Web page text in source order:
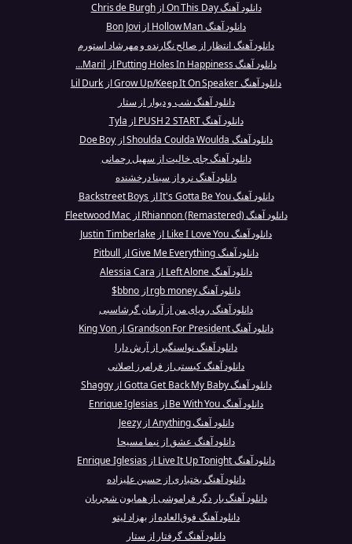
دانلود آهنگ On This Day از Chris de Burgh
دانلود آهنگ Hollow Man از Bon Jovi
دانلود آهنگ انتظار از صالح نگارنده و مهرشاد استورم
دانلود آهنگ Putting Holes In Happiness از Maril...
دانلود آهنگ Grow Up/Keep It On Speaker از Lil Durk
دانلود آهنگ شب و دیوار از ستار
دانلود آهنگ PUSH 2 START از Tyla
دانلود آهنگ Shoulda Coulda Woulda از Doe Boy
دانلود آهنگ جای خالیت از سهیل رحمانی
دانلود آهنگ نرو از سینا درخشنده
دانلود آهنگ It's Gotta Be You از Backstreet Boys
دانلود آهنگ Rhiannon (Remastered) از Fleetwood Mac
دانلود آهنگ Like I Love You از Justin Timberlake
دانلود آهنگ Give Me Everything از Pitbull
دانلود آهنگ Left Alone از Alessia Cara
دانلود آهنگ rgb money از bbno$
دانلود آهنگ رویای من از آرمان گرشاسبی
دانلود آهنگ Grandson For President از King Von
دانلود آهنگ نواسنگیر از آرش دارا
دانلود آهنگ کیستی از فرامرز اصلانی
دانلود آهنگ Gotta Get Back My Baby از Shaggy
دانلود آهنگ Be With You از Enrique Iglesias
دانلود آهنگ Anything از Jeezy
دانلود آهنگ عشق از نیما مسیحا
دانلود آهنگ Live It Up Tonight از Enrique Iglesias
دانلود آهنگ بختیاری از حسین علیزاده
دانلود آهنگ بار دگر فراموشی از همایون شجریان
دانلود آهنگ فوق‌العاده از بهزاد لیتو
دانلود آهنگ گرفتار از ستار